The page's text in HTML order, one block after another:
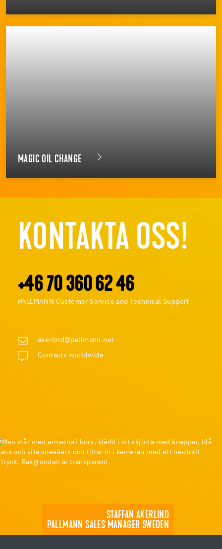
MAGIC OIL CHANGE
KONTAKTA OSS!
+46 70 360 62 46
PALLMANN Customer Service and Technical Support
akerlind@pallmann.net
Contacts worldwide
STAFFAN AKERLIND
PALLMANN SALES MANAGER SWEDEN